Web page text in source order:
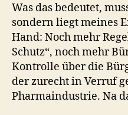
Was das bedeutet,
sondern liegt meines
Hand: Noch mehr
Schutz“, noch mehr
Kontrolle über die
der zurecht in Verruf
Pharmaindustrie. Na